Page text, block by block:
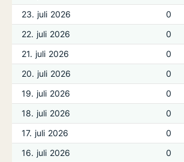
23. juli 2026
0
22. juli 2026
0
21. juli 2026
0
20. juli 2026
0
19. juli 2026
0
18. juli 2026
0
17. juli 2026
0
16. juli 2026
0